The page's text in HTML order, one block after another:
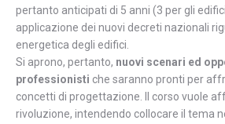
pertanto anticipati di 5 anni (3 per gli
applicazione dei nuovi decreti nazionali
energetica degli edifici.
Si aprono, pertanto, nuovi scenari ed
professionisti che saranno pronti per
concetti di progettazione. Il corso vuole
rivoluzione, intendendo collocare il tema